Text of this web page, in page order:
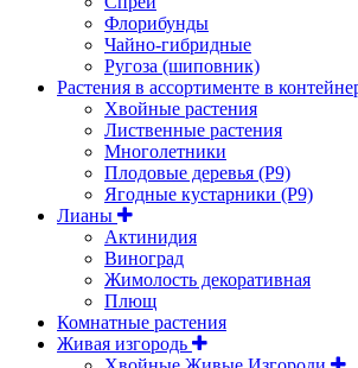
Флорибунды
Чайно-гибридные
Ругоза (шиповник)
Растения в ассортименте в
Хвойные растения
Лиственные растения
Многолетники
Плодовые деревья (Р9)
Ягодные кустарники (Р9)
Лианы
Актинидия
Виноград
Жимолость декоративная
Плющ
Комнатные растения
Живая изгородь